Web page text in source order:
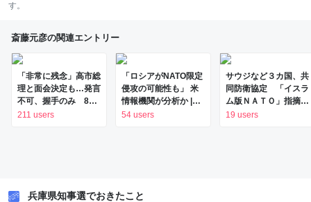
す。
斎藤元彦の関連エントリー
「非常に残念」高市総
理と面会決定も…発言
不可、握手のみ 8月
9日長崎の被爆体験者
211 users
「ロシアがNATO限定
侵攻の可能性も」 米
情報機関が分析か |
NHKニュース
54 users
サウジなど３カ国、共
同防衛協定 「イスラ
ム版ＮＡＴＯ」指摘
も：時事ドットコム
19 users
兵庫県知事選でおきたこと